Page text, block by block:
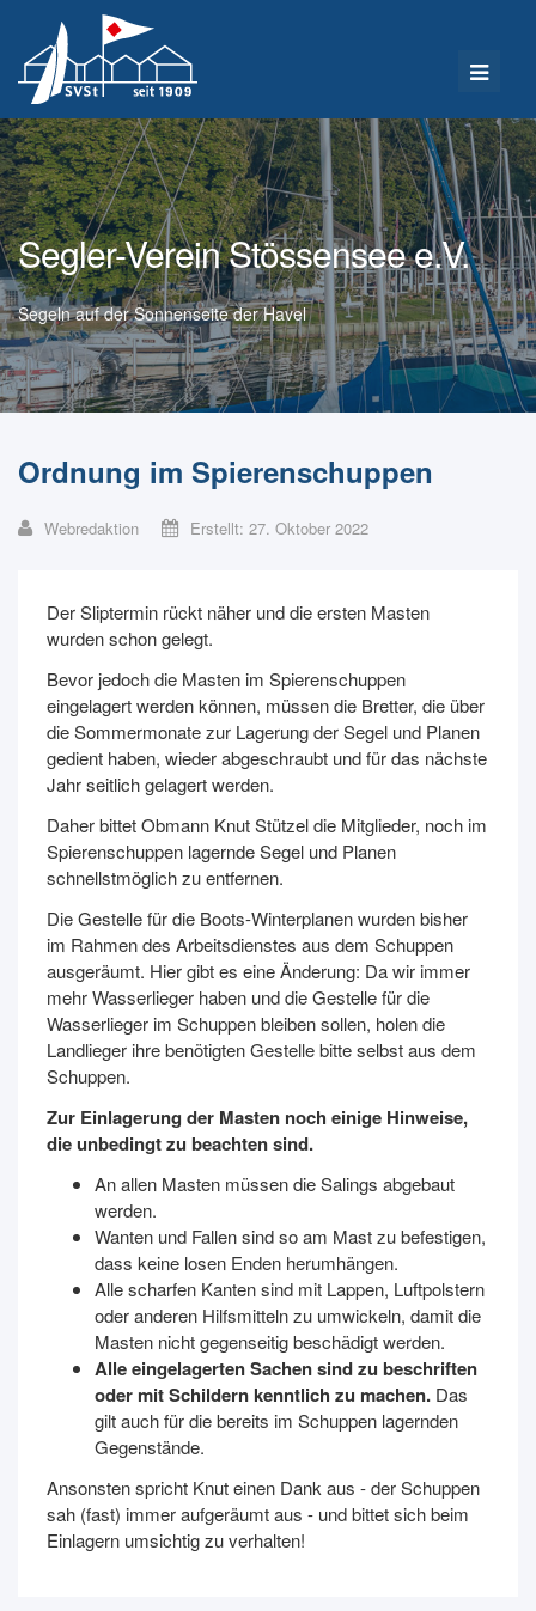
Segler-Verein Stössensee e.V.
Segeln auf der Sonnenseite der Havel
Ordnung im Spierenschuppen
Webredaktion Erstellt: 27. Oktober 2022
Der Sliptermin rückt näher und die ersten Masten
wurden schon gelegt.
Bevor jedoch die Masten im Spierenschuppen
eingelagert werden können, müssen die Bretter, die über
die Sommermonate zur Lagerung der Segel und Planen
gedient haben, wieder abgeschraubt und für das nächste
Jahr seitlich gelagert werden.
Daher bittet Obmann Knut Stützel die Mitglieder, noch im
Spierenschuppen lagernde Segel und Planen
schnellstmöglich zu entfernen.
Die Gestelle für die Boots-Winterplanen wurden bisher
im Rahmen des Arbeitsdienstes aus dem Schuppen
ausgeräumt. Hier gibt es eine Änderung: Da wir immer
mehr Wasserlieger haben und die Gestelle für die
Wasserlieger im Schuppen bleiben sollen, holen die
Landlieger ihre benötigten Gestelle bitte selbst aus dem
Schuppen.
Zur Einlagerung der Masten noch einige Hinweise,
die unbedingt zu beachten sind.
An allen Masten müssen die Salings abgebaut
werden.
Wanten und Fallen sind so am Mast zu befestigen,
dass keine losen Enden herumhängen.
Alle scharfen Kanten sind mit Lappen, Luftpolstern
oder anderen Hilfsmitteln zu umwickeln, damit die
Masten nicht gegenseitig beschädigt werden.
Alle eingelagerten Sachen sind zu beschriften
oder mit Schildern kenntlich zu machen. Das
gilt auch für die bereits im Schuppen lagernden
Gegenstände.
Ansonsten spricht Knut einen Dank aus - der Schuppen
sah (fast) immer aufgeräumt aus - und bittet sich beim
Einlagern umsichtig zu verhalten!